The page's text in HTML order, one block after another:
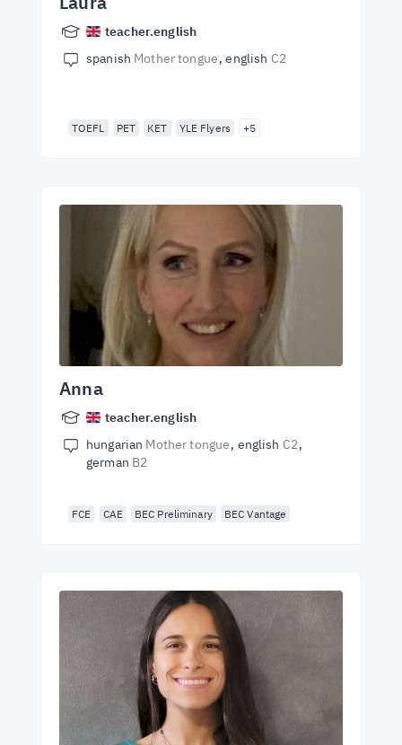
teacher.english
spanish Mother tongue english C2
TOEFL PET KET YLE Flyers +5
Anna
teacher.english
hungarian Mother tongue english C2
german B2
FCE CAE BEC Preliminary BEC Vantage